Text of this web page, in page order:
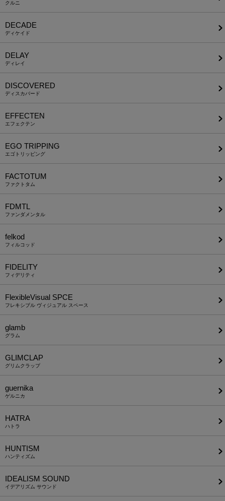
クルニ
DECADE
ディケイド
DELAY
ディレイ
DISCOVERED
ディスカバード
EFFECTEN
エフェクテン
EGO TRIPPING
エゴトリッピング
FACTOTUM
ファクトタム
FDMTL
ファンダメンタル
felkod
フィルコッド
FIDELITY
フィデリティ
FlexibleVisual SPCE
フレキシブル ヴィジュアル スペース
glamb
グラム
GLIMCLAP
グリムクラップ
guernika
ゲルニカ
HATRA
ハトラ
HUNTISM
ハンティズム
IDEALISM SOUND
イデアリズム サウンド